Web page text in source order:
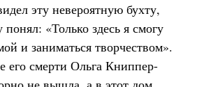
эту невероятную бухту,
понял: «Только здесь я смогу
и заниматься творчеством».
смерти Ольга Книппер-